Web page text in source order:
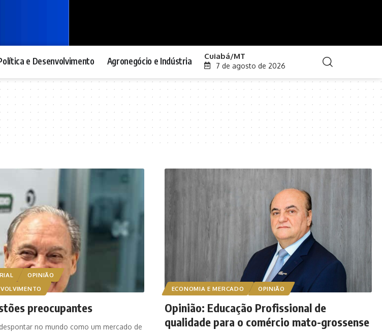
e Desenvolvimento Agronegócio e Indústria Cuiabá/MT
7 de agosto de 2026
OPINIÃO
preocupantes
no mundo como um mercado de
ECONOMIA E MERCADO OPINIÃO
Opinião: Educação Profissional de
qualidade para o comércio mato-grossense